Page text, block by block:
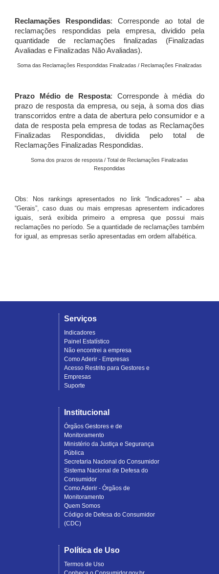
Reclamações Respondidas: Corresponde ao total de
reclamações respondidas pela empresa, dividido pela
quantidade de reclamações finalizadas (Finalizadas
Avaliadas e Finalizadas Não Avaliadas).
Soma das Reclamações Respondidas Finalizadas / Reclamações Finalizadas
Prazo Médio de Resposta: Corresponde à média do
prazo de resposta da empresa, ou seja, à soma dos dias
transcorridos entre a data de abertura pelo consumidor e a
data de resposta pela empresa de todas as Reclamações
Finalizadas Respondidas, dividida pelo total de
Reclamações Finalizadas Respondidas.
Soma dos prazos de resposta / Total de Reclamações Finalizadas
Respondidas
Obs: Nos rankings apresentados no link “Indicadores” – aba
“Gerais”, caso duas ou mais empresas apresentem indicadores
iguais, será exibida primeiro a empresa que possui mais
reclamações no período. Se a quantidade de reclamações também
for igual, as empresas serão apresentadas em ordem alfabética.
Serviços
Indicadores
Painel Estatístico
Não encontrei a empresa
Como Aderir - Empresas
Acesso Restrito para Gestores e
Empresas
Suporte
Institucional
Órgãos Gestores e de
Monitoramento
Ministério da Justiça e Segurança
Pública
Secretaria Nacional do Consumidor
Sistema Nacional de Defesa do
Consumidor
Como Aderir - Órgãos de
Monitoramento
Quem Somos
Código de Defesa do Consumidor
(CDC)
Política de Uso
Termos de Uso